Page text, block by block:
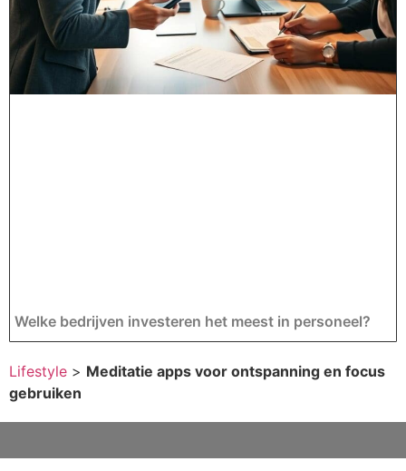
Welke bedrijven investeren het meest in personeel?
Lifestyle > Meditatie apps voor ontspanning en focus
gebruiken